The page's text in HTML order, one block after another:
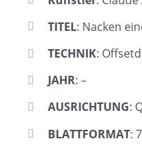
TITEL: Nacken
TECHNIK:
JAHR: –
AUSRICHTUNG:
BLATTFORMAT: